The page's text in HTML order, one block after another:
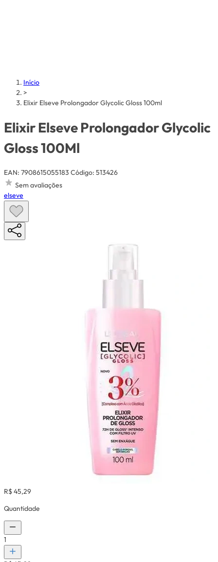
Início
>
Elixir Elseve Prolongador Glycolic Gloss 100ml
Elixir Elseve Prolongador Glycolic
Gloss 100Ml
EAN: 7908615055183 Código: 513426
Sem avaliações
elseve
R$ 45,29
Quantidade
1